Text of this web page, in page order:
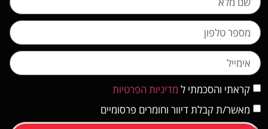
קראתי והסכמתי ל מדיניות הפרטיות
מאשר/ת קבלת דיוור וחומרים פרסומיים